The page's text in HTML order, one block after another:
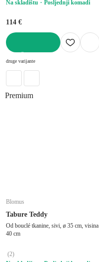
Na skladištu Posljednji komadi
114 €
druge varijante
Premium
Blomus
Tabure Teddy
Od bouclé tkanine, sivi, ø 35 cm, visina
40 cm
(2)